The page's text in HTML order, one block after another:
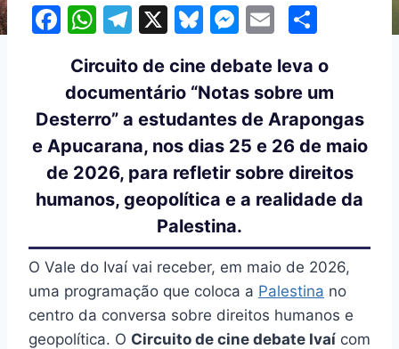
F
c
e
b
o
o
W
at
s
A
p
p
T
e
gr
a
m
X
Bl
e
s
k
y
M
s
s
e
n
g
er
E
ai
l
ar
e
Circuito de cine debate leva o
documentário “Notas sobre um
Desterro” a estudantes de Arapongas
e Apucarana, nos dias 25 e 26 de maio
de 2026, para refletir sobre direitos
humanos, geopolítica e a realidade da
Palestina.
O Vale do Ivaí vai receber, em maio de 2026,
uma programação que coloca a Palestina no
centro da conversa sobre direitos humanos e
geopolítica. O Circuito de cine debate Ivaí com